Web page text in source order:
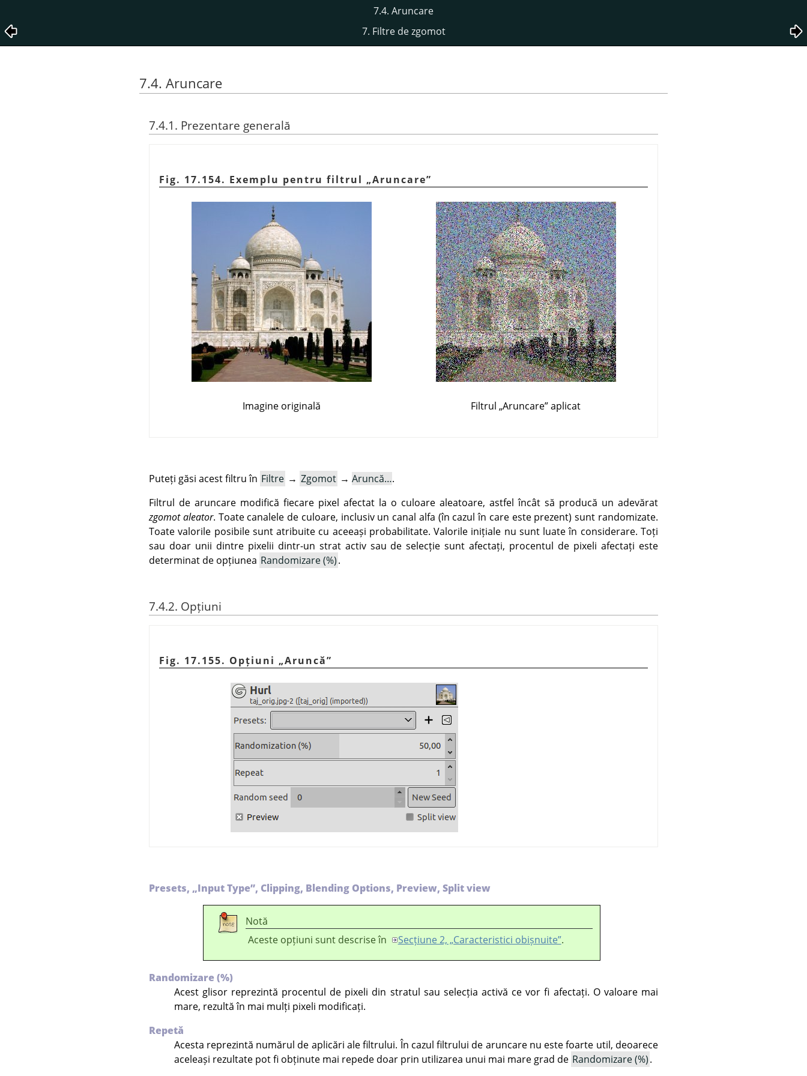
7.4. Aruncare
7. Filtre de zgomot
7.4. Aruncare
7.4.1. Prezentare generală
Fig. 17.154. Exemplu pentru filtrul „Aruncare”
Imagine originală Filtrul „Aruncare”aplicat
Puteți găsi acest filtru în Filtre → Zgomot → Aruncă….
Filtrul de aruncare modifică fiecare pixel afectat la o culoare aleatoare, astfel încât să producă un adevărat
zgomot aleator. Toate canalele de culoare, inclusiv un canal alfa (în cazul în care este prezent) sunt randomizate.
Toate valorile posibile sunt atribuite cu aceeași probabilitate. Valorile inițiale nu sunt luate în considerare. Toți
sau doar unii dintre pixelii dintr-un strat activ sau de selecție sunt afectați, procentul de pixeli afectați este
determinat de opțiunea Randomizare (%).
7.4.2. Opțiuni
Fig. 17.155. Opțiuni „Aruncă”
Presets, „Input Type”, Clipping, Blending Options, Preview, Split view
Notă
Aceste opțiuni sunt descrise în
Secțiune 2, „Caracteristici obișnuite”.
Randomizare (%)
Acest glisor reprezintă procentul de pixeli din stratul sau selecția activă ce vor fi afectați. O valoare mai
mare, rezultă în mai mulți pixeli modificați.
Repetă
Acesta reprezintă numărul de aplicări ale filtrului. În cazul filtrului de aruncare nu este foarte util, deoarece
aceleași rezultate pot fi obținute mai repede doar prin utilizarea unui mai mare grad de Randomizare (%).